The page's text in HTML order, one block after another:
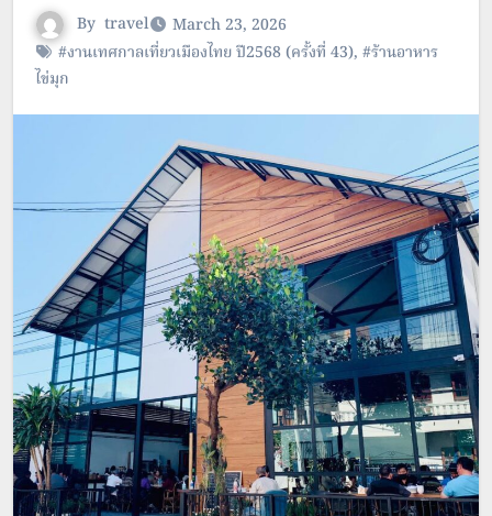
By travel
March 23, 2026
#งานเทศกาลเที่ยวเมืองไทย ปี2568 (ครั้งที่ 43), #ร้านอาหาร
ไข่มุก